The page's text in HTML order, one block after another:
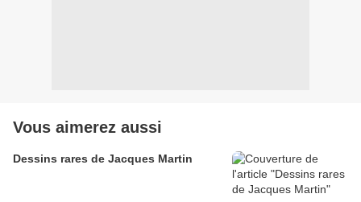
Vous aimerez aussi
Dessins rares de Jacques Martin